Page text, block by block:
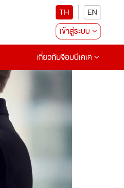
TH
EN
เข้าสู่ระบบ
เกี่ยวกับจ๊อบบีเคเค